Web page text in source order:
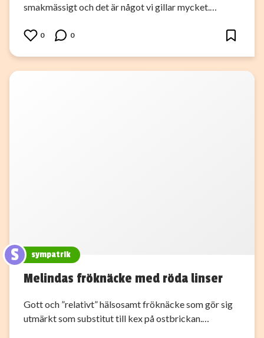
smakmässigt och det är något vi gillar mycket.…
0 0
S sympatrik
Melindas fröknäcke med röda linser
Gott och ”relativt” hälsosamt fröknäcke som gör sig
utmärkt som substitut till kex på ostbrickan.…